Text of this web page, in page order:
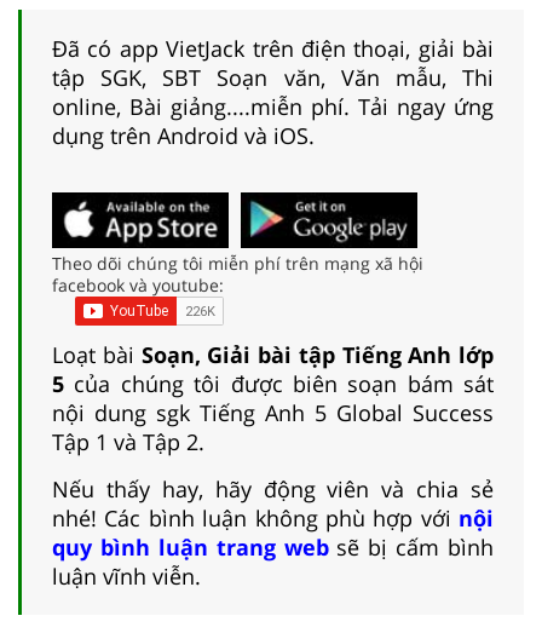
Đã có app VietJack trên điện thoại, giải bài
tập SGK, SBT Soạn văn, Văn mẫu, Thi
online, Bài giảng....miễn phí. Tải ngay ứng
dụng trên Android và iOS.
Theo dõi chúng tôi miễn phí trên mạng xã hội
facebook và youtube:
Loạt bài Soạn, Giải bài tập Tiếng Anh lớp
5 của chúng tôi được biên soạn bám sát
nội dung sgk Tiếng Anh 5 Global Success
Tập 1 và Tập 2.
Nếu thấy hay, hãy động viên và chia sẻ
nhé! Các bình luận không phù hợp với nội
quy bình luận trang websẽ bị cấm bình
luận vĩnh viễn.